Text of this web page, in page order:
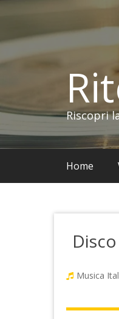
contenuto
Riscopri
Home
Musica